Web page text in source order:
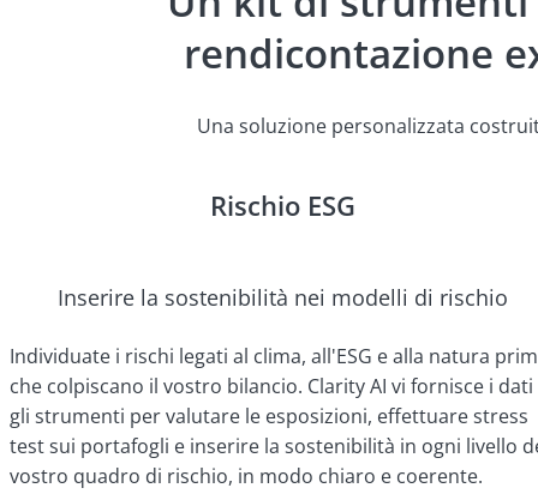
rendicontazione
Una soluzione personalizzata
Rischio ESG
Inserire la sostenibilità nei modelli di rischio
Individuate i rischi legati al clima, all'ESG e alla natura
che colpiscano il vostro bilancio. Clarity AI vi fornisce i dati
gli strumenti per valutare le esposizioni, effettuare stress
test sui portafogli e inserire la sostenibilità in ogni livello
vostro quadro di rischio, in modo chiaro e coerente.